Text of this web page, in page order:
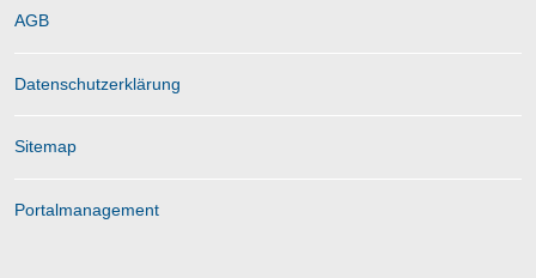
AGB
Datenschutzerklärung
Sitemap
Portalmanagement